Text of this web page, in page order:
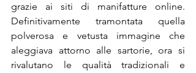
grazie ai siti di manifatture online.
Definitivamente tramontata quella
polverosa e vetusta immagine che
aleggiava attorno alle sartorie, ora si
rivalutano le qualità tradizionali e